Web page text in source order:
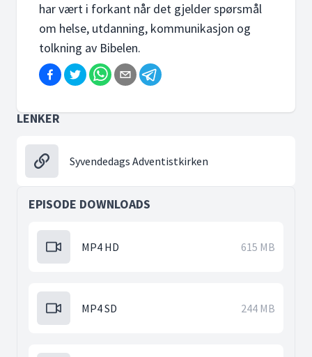
har vært i forkant når det gjelder spørsmål
om helse, utdanning, kommunikasjon og
tolkning av Bibelen.
LENKER
Syvendedags Adventistkirken
EPISODE DOWNLOADS
MP4 HD 615 MB
MP4 SD 244 MB